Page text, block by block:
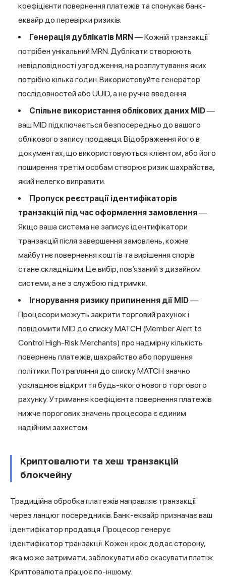
коефіцієнти повернення платежів та спонукає банк-
еквайр до перевірки ризиків.
Генерація дублікатів MRN— Кожній транзакції
потрібен унікальний MRN. Дублікати створюють
невідповідності узгодження, на розплутування яких
потрібно кілька годин. Використовуйте генератор
послідовностей або UUID, а не ручне введення.
Спільне використання облікових даних MID—
ваш MID підключається безпосередньо до вашого
облікового запису продавця. Відображення його в
документах, що використовуються клієнтом, або його
поширення третім особам створює ризик шахрайства,
який нелегко виправити.
Пропуск реєстрації ідентифікаторів
транзакцій під час оформлення замовлення—
Якщо ваша система не записує ідентифікатори
транзакцій після завершення замовлень, кожне
майбутнє повернення коштів та вирішення спорів
стане складнішим. Це вибір, пов’язаний з дизайном
системи, а не з службою підтримки.
Ігнорування ризику припинення дії MID—
Процесори можуть закрити торговий рахунок і
повідомити MID до списку MATCH (Member Alert to
Control High-Risk Merchants) про надмірну кількість
повернень платежів, шахрайство або порушення
політики. Потрапляння до списку MATCH значно
ускладнює відкриття будь-якого нового торгового
рахунку. Утримання коефіцієнта повернення платежів
нижче порогових значень процесора є єдиним
надійним захистом.
Криптовалюти та хеш транзакцій
блокчейну
Традиційна обробка платежів направляє транзакції
через ланцюг посередників. Банк-еквайр призначає ваш
ідентифікатор продавця. Процесор генерує
ідентифікатор транзакції. Кожен крок додає сторону,
яка може затримати, заблокувати або скасувати платіж.
Криптовалюта працює по-іншому.